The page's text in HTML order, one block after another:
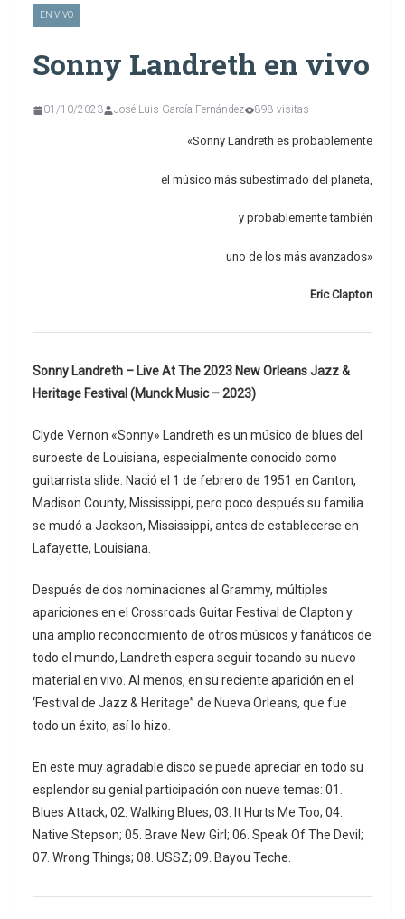
EN VIVO
Sonny Landreth en vivo
01/10/2023 José Luis García Fernández 898 visitas
«Sonny Landreth es probablemente
el músico más subestimado del planeta,
y probablemente también
uno de los más avanzados»
Eric Clapton
Sonny Landreth – Live At The 2023 New Orleans Jazz &
Heritage Festival (Munck Music – 2023)
Clyde Vernon «Sonny» Landreth es un músico de blues del
suroeste de Louisiana, especialmente conocido como
guitarrista slide. Nació el 1 de febrero de 1951 en Canton,
Madison County, Mississippi, pero poco después su familia
se mudó a Jackson, Mississippi, antes de establecerse en
Lafayette, Louisiana.
Después de dos nominaciones al Grammy, múltiples
apariciones en el Crossroads Guitar Festival de Clapton y
una amplio reconocimiento de otros músicos y fanáticos de
todo el mundo, Landreth espera seguir tocando su nuevo
material en vivo. Al menos, en su reciente aparición en el
‘Festival de Jazz & Heritage” de Nueva Orleans, que fue
todo un éxito, así lo hizo.
En este muy agradable disco se puede apreciar en todo su
esplendor su genial participación con nueve temas: 01.
Blues Attack; 02. Walking Blues; 03. It Hurts Me Too; 04.
Native Stepson; 05. Brave New Girl; 06. Speak Of The Devil;
07. Wrong Things; 08. USSZ; 09. Bayou Teche.